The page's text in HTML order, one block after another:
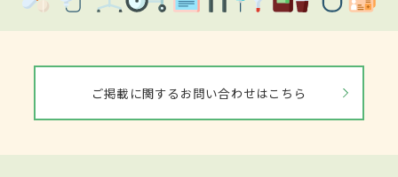
ご掲載に関するお問い合わせはこちら